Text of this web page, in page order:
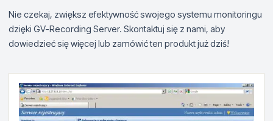
Nie czekaj, zwiększ efektywność swojego systemu monitoringu
dzięki GV-Recording Server. Skontaktuj się z nami, aby
dowiedzieć się więcej lub zamówić ten produkt już dziś!